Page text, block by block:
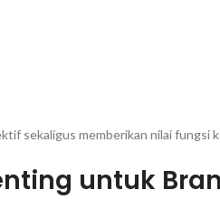
sekaligus memberikan nilai fungsi
untuk